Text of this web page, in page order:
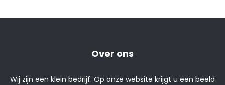
Over ons
Wij zijn een klein bedrijf. Op onze website krijgt u een beeld